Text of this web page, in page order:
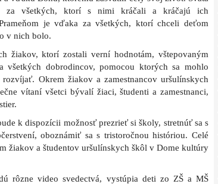
za všetkých, ktorí s nimi kráčali a kráčajú ich
je vďaka za všetkých, ktorí chceli deťom
v nich bolo.
žiakov, ktorí zostali verní hodnotám, vštepovaným
všetkých dobrodincov, pomocou ktorých sa mohlo
Okrem žiakov a zamestnancov uršulínskych
vítaní všetci bývalí žiaci, študenti a zamestnanci,
k dispozícii možnosť prezrieť si školy, stretnúť sa s
oboznámiť sa s tristoročnou históriou. Celé
žiakov a študentov uršulínskych škôl v Dome kultúry
rôzne video svedectvá, vystúpia deti zo ZŠ a MŠ